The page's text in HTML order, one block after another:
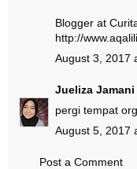
Blogger at
http://
August 3, 2017
Jueliza Jamani
pergi tempat org
August 5, 2017
Post a Comment